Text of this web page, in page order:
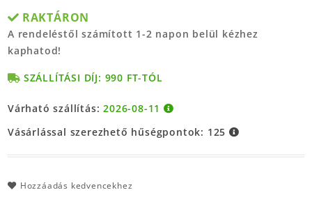
RAKTÁRON
A rendeléstől számított 1-2 napon belül kézhez
kaphatod!
SZÁLLÍTÁSI DÍJ: 990 FT-TÓL
Várható szállítás:2026-08-11
Vásárlással szerezhető hűségpontok: 125
Hozzáadás kedvencekhez